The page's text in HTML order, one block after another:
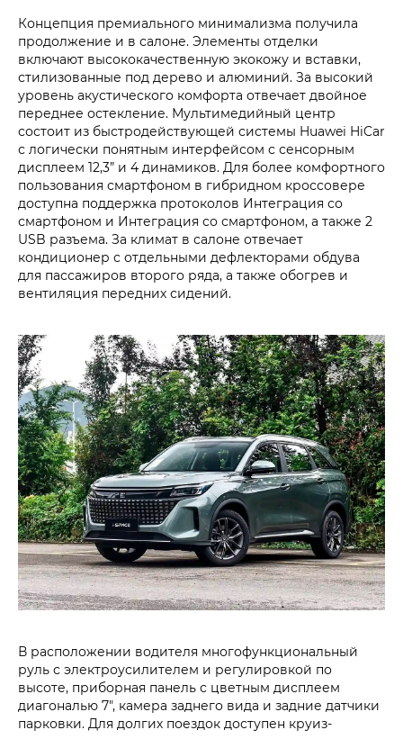
Концепция премиального минимализма получила
продолжение и в салоне. Элементы отделки
включают высококачественную экокожу и вставки,
стилизованные под дерево и алюминий. За высокий
уровень акустического комфорта отвечает двойное
переднее остекление. Мультимедийный центр
состоит из быстродействующей системы Huawei HiCar
с логически понятным интерфейсом с сенсорным
дисплеем 12,3” и 4 динамиков. Для более комфортного
пользования смартфоном в гибридном кроссовере
доступна поддержка протоколов Интеграция со
смартфоном и Интеграция со смартфоном, а также 2
USB разъема. За климат в салоне отвечает
кондиционер с отдельными дефлекторами обдува
для пассажиров второго ряда, а также обогрев и
вентиляция передних сидений.
В расположении водителя многофункциональный
руль с электроусилителем и регулировкой по
высоте, приборная панель с цветным дисплеем
диагональю 7", камера заднего вида и задние датчики
парковки. Для долгих поездок доступен круиз-